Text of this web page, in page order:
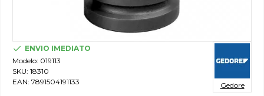
ENVIO IMEDIATO
Modelo: 019113
SKU: 18310
EAN: 7891504191133 Gedore